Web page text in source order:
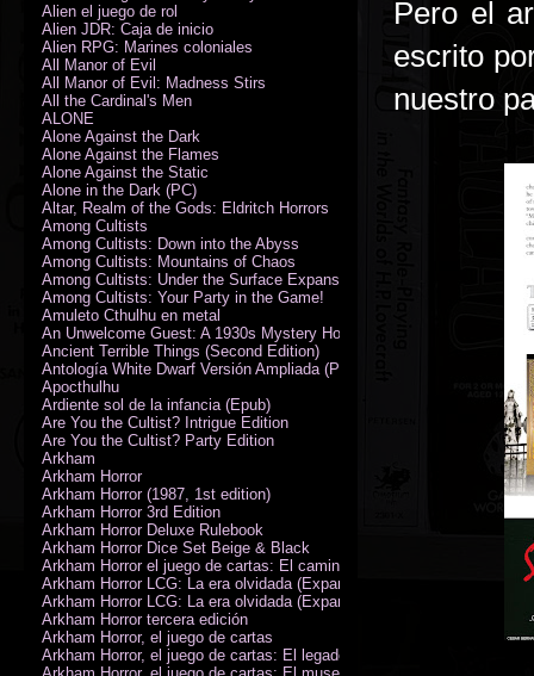
Pero el
escrito
nuestro
Alien el juego de rol
Alien JDR: Caja de inicio
Alien RPG: Marines coloniales
All Manor of Evil
All Manor of Evil: Madness Stirs
All the Cardinal's Men
ALONE
Alone Against the Dark
Alone Against the Flames
Alone Against the Static
Alone in the Dark (PC)
Altar, Realm of the Gods: Eldritch Horrors
Among Cultists
Among Cultists: Down into the Abyss
Among Cultists: Mountains of Chaos
Among Cultists: Under the Surface Expansion
Among Cultists: Your Party in the Game!
Amuleto Cthulhu en metal
An Unwelcome Guest: A 1930s Mystery Horror Adventure RPG
Ancient Terrible Things (Second Edition)
Antología White Dwarf Versión Ampliada (PDF)
Apocthulhu
Ardiente sol de la infancia (Epub)
Are You the Cultist? Intrigue Edition
Are You the Cultist? Party Edition
Arkham
Arkham Horror
Arkham Horror (1987, 1st edition)
Arkham Horror 3rd Edition
Arkham Horror Deluxe Rulebook
Arkham Horror Dice Set Beige & Black
Arkham Horror el juego de cartas: El camino a Carcosa - Exp.
Arkham Horror LCG: La era olvidada (Expansión de campaña)
Arkham Horror LCG: La era olvidada (Expansión de investigadores)
Arkham Horror tercera edición
Arkham Horror, el juego de cartas
Arkham Horror, el juego de cartas: El legado de Dunwich expansión